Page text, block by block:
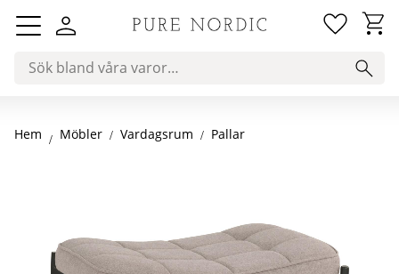
Meny
Hem Möbler Vardagsrum Pallar